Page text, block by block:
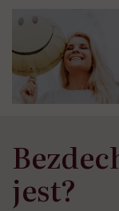
głupota i brak
wyobraźni"
jest?